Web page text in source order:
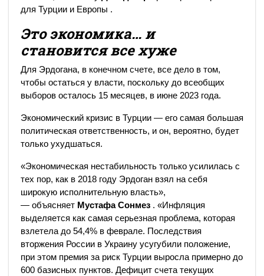
для Турции и Европы .
Это экономика… и
становится все хуже
Для Эрдогана, в конечном счете, все дело в том,
чтобы остаться у власти, поскольку до всеобщих
выборов осталось 15 месяцев, в июне 2023 года.
Экономический кризис в Турции — его самая большая
политическая ответственность, и он, вероятно, будет
только ухудшаться.
«Экономическая нестабильность только усилилась с
тех пор, как в 2018 году Эрдоган взял на себя
широкую исполнительную власть»,
— объясняет Мустафа Сонмез . «Инфляция
выделяется как самая серьезная проблема, которая
взлетела до 54,4% в феврале. Последствия
вторжения России в Украину усугубили положение,
при этом премия за риск Турции выросла примерно до
600 базисных пунктов. Дефицит счета текущих